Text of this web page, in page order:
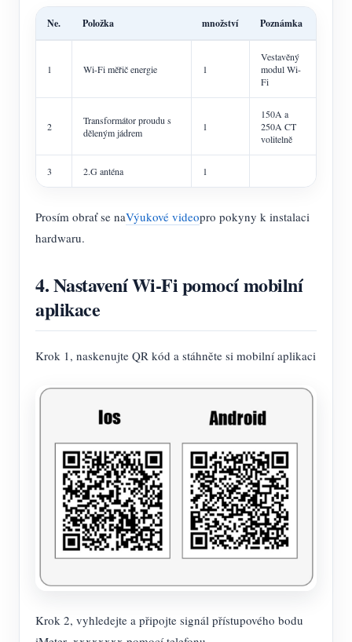
Ne. Položka množství Poznámka
1 Wi-Fi měřič energie 1
Vestavěný
modul Wi-
Fi
2
Transformátor proudu s
děleným jádrem
1
150A a
250A CT
volitelně
3 2.G anténa 1
Prosím obrať se naVýukové videopro pokyny k instalaci
hardwaru.
4. Nastavení Wi-Fi pomocí mobilní
aplikace
Krok 1, naskenujte QR kód a stáhněte si mobilní aplikaci
Krok 2, vyhledejte a připojte signál přístupového bodu